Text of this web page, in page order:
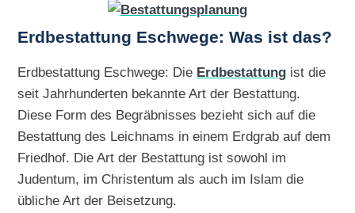
Erdbestattung Eschwege: Was ist das?
Erdbestattung Eschwege: Die Erdbestattung ist die
seit Jahrhunderten bekannte Art der Bestattung.
Diese Form des Begräbnisses bezieht sich auf die
Bestattung des Leichnams in einem Erdgrab auf dem
Friedhof. Die Art der Bestattung ist sowohl im
Judentum, im Christentum als auch im Islam die
übliche Art der Beisetzung.